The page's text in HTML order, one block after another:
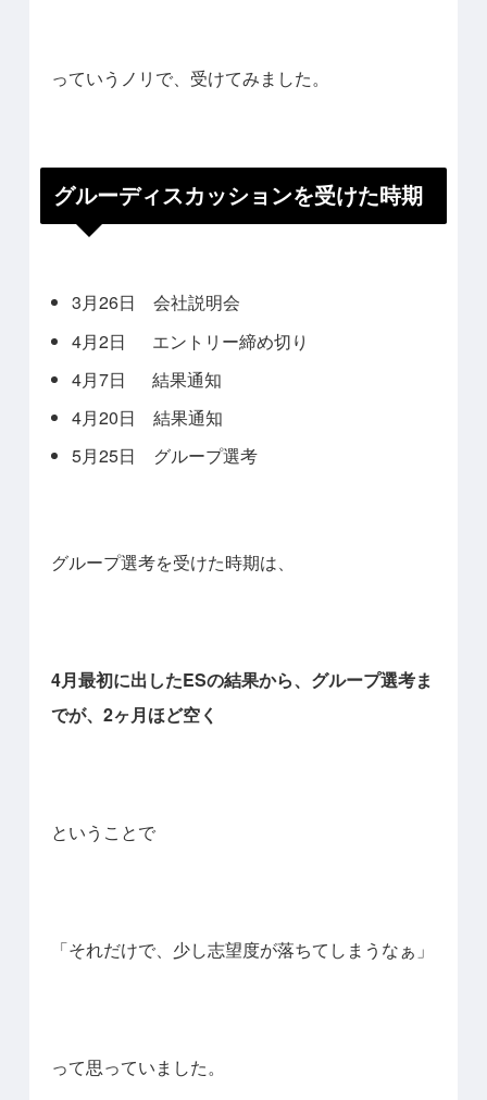
っていうノリで、受けてみました。
グルーディスカッションを受けた時期
3月26日 会社説明会
4月2日 エントリー締め切り
4月7日 結果通知
4月20日 結果通知
5月25日 グループ選考
グループ選考を受けた時期は、
4月最初に出したESの結果から、グループ選考ま
でが、2ヶ月ほど空く
ということで
「それだけで、少し志望度が落ちてしまうなぁ」
って思っていました。